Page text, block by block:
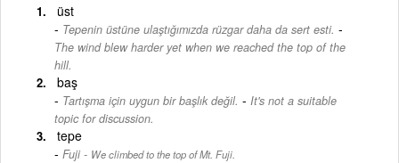
üst
Tepenin üstüne ulaştığımızda rüzgar daha da sert esti. -
The wind blew harder yet when we reached the top of the
hill.
baş
Tartışma için uygun bir başlık değil. - It's not a suitable
topic for discussion.
tepe
Fuji- We climbed to the top of Mt. Fuji.